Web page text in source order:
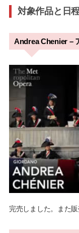
対象作品と日
Andrea Chenier –
完売しました。また